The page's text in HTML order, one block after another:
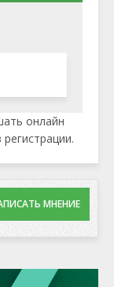
онлайн
МНЕНИЕ